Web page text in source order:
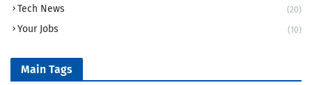
Tech News (20)
Your Jobs (10)
Main Tags